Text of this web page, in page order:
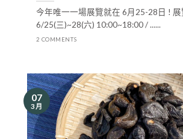
今年唯一一場展覽就在 6月25-28日 ! 展
6/25(三)~28(六) 10:00~18:00 / ......
2 COMMENTS
07
3 月